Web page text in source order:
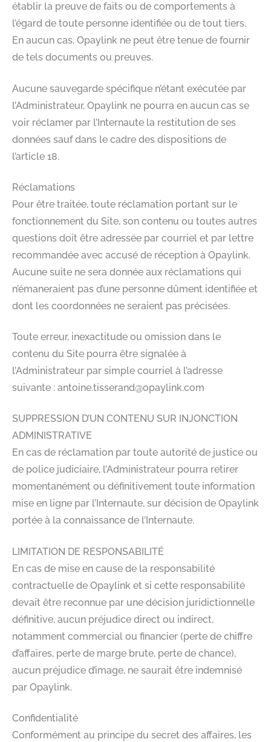
établir la preuve de faits ou de comportements à
l’égard de toute personne identifiée ou de tout tiers.
En aucun cas, Opaylink ne peut être tenue de fournir
de tels documents ou preuves.
Aucune sauvegarde spécifique n’étant exécutée par
l’Administrateur, Opaylink ne pourra en aucun cas se
voir réclamer par l’Internaute la restitution de ses
données sauf dans le cadre des dispositions de
l’article 18.
Réclamations
Pour être traitée, toute réclamation portant sur le
fonctionnement du Site, son contenu ou toutes autres
questions doit être adressée par courriel et par lettre
recommandée avec accusé de réception à Opaylink.
Aucune suite ne sera donnée aux réclamations qui
n’émaneraient pas d’une personne dûment identifiée et
dont les coordonnées ne seraient pas précisées.
Toute erreur, inexactitude ou omission dans le
contenu du Site pourra être signalée à
l’Administrateur par simple courriel à l’adresse
suivante : antoine.tisserand@opaylink.com
SUPPRESSION D’UN CONTENU SUR INJONCTION
ADMINISTRATIVE
En cas de réclamation par toute autorité de justice ou
de police judiciaire, l’Administrateur pourra retirer
momentanément ou définitivement toute information
mise en ligne par l’Internaute, sur décision de Opaylink
portée à la connaissance de l’Internaute.
LIMITATION DE RESPONSABILITÉ
En cas de mise en cause de la responsabilité
contractuelle de Opaylink et si cette responsabilité
devait être reconnue par une décision juridictionnelle
définitive, aucun préjudice direct ou indirect,
notamment commercial ou financier (perte de chiffre
d’affaires, perte de marge brute, perte de chance),
aucun préjudice d’image, ne saurait être indemnisé
par Opaylink.
Confidentialité
Conformément au principe du secret des affaires, les